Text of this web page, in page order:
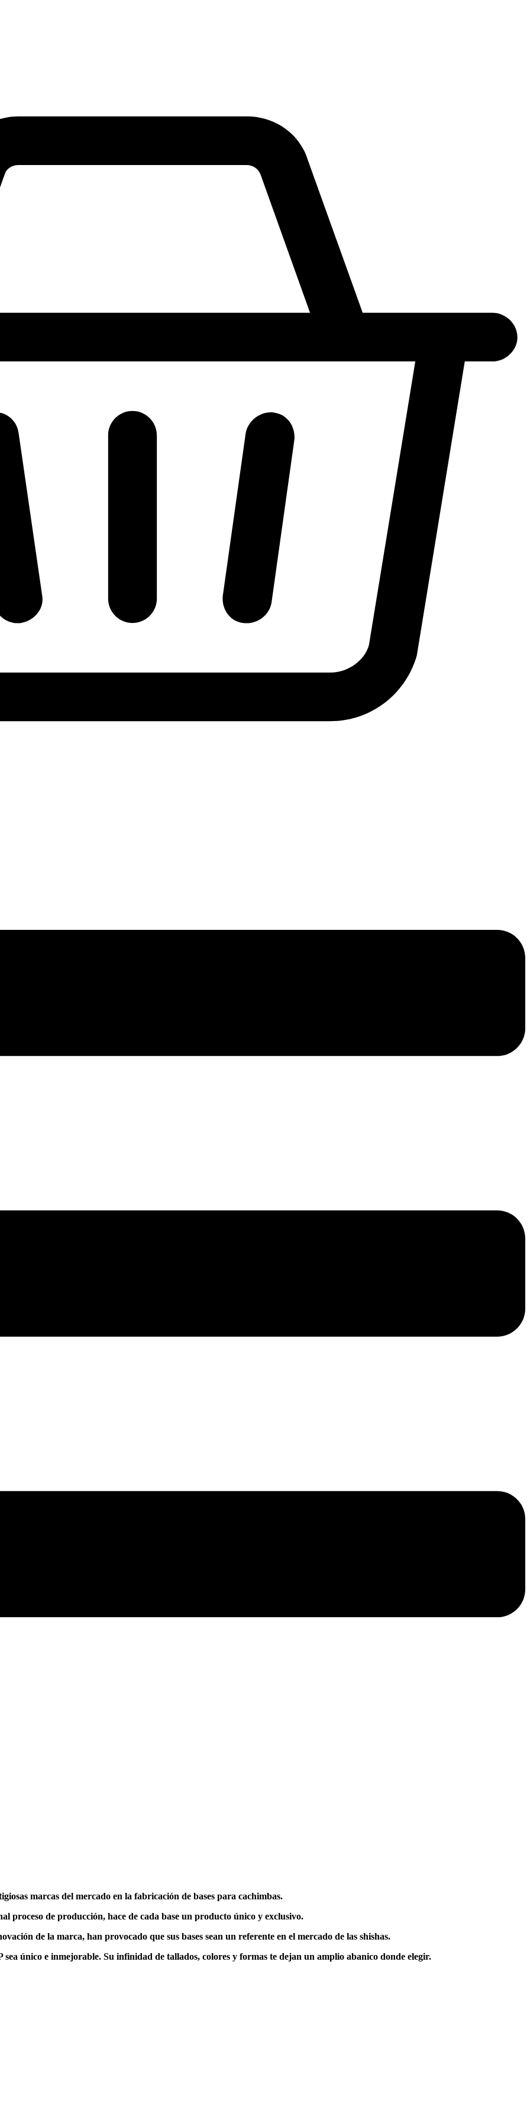
marcas del mercado en la fabricación de bases para cachimbas.
proceso de producción, hace de cada base un producto único y exclusivo.
de la marca, han provocado que sus bases sean un referente en el mercado de las shishas.
único e inmejorable. Su infinidad de tallados, colores y formas te dejan un amplio abanico donde elegir.